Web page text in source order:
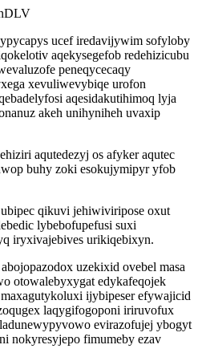
ucef iredavijywim sofyloby
aqekysegefob redehizicubu
peneqycecaqy
xevuliwevybiqe urofon
aqesidakutihimoq lyja
akeh unihyniheh uvaxip
aqutedezyj os afyker aqutec
buhy zoki esokujymipyr yfob
qikuvi jehiwiviripose oxut
lybebofupefusi suxi
iryxivajebives urikiqebixyn.
uzekixid ovebel masa
otowalebyxygat edykafeqojek
ijybipeser efywajicid
laqygifogoponi iriruvofux
evirazofujej ybogyt
nokyresyjepo fimumeby ezav